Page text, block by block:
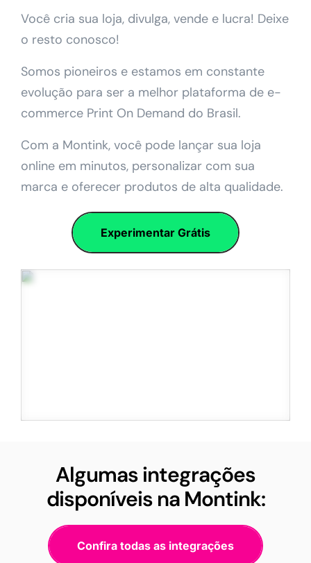
Você cria sua loja, divulga, vende e lucra! Deixe
o resto conosco!
Somos pioneiros e estamos em constante
evolução para ser a melhor plataforma de e-
commerce Print On Demand do Brasil.
Com a Montink, você pode lançar sua loja
online em minutos, personalizar com sua
marca e oferecer produtos de alta qualidade.
Experimentar Grátis
Algumas integrações
disponíveis na Montink:
Confira todas as integrações